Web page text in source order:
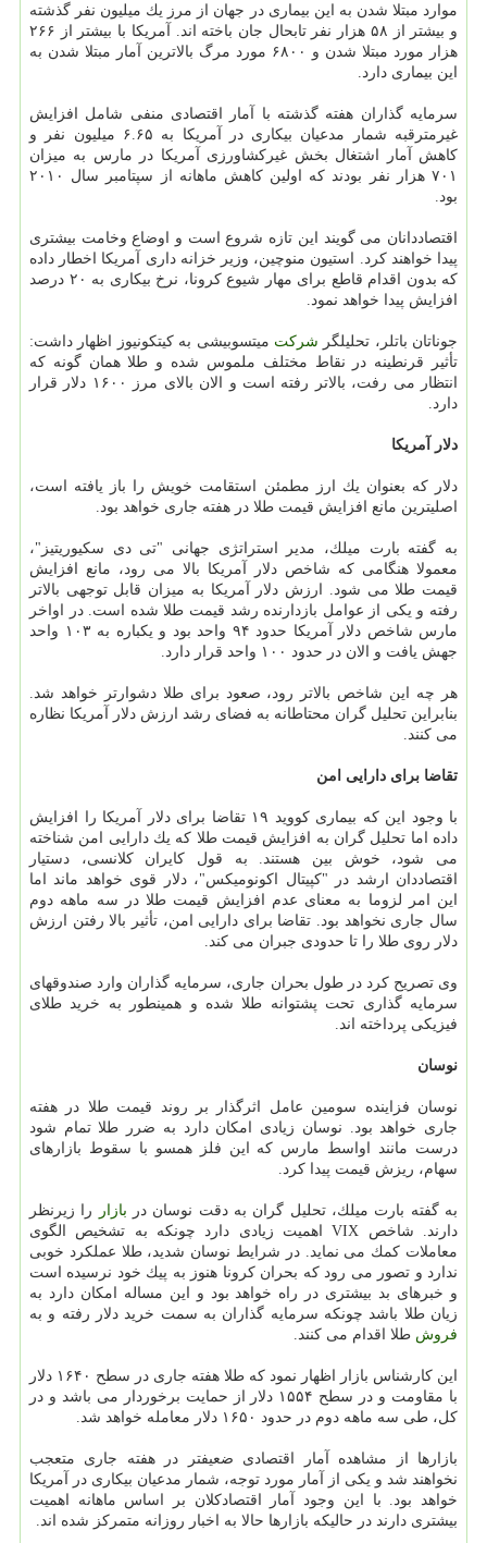
موارد مبتلا شدن به این بیماری در جهان از مرز یك میلیون نفر گذشته
و بیشتر از ۵۸ هزار نفر تابحال جان باخته اند. آمریكا با بیشتر از ۲۶۶
هزار مورد مبتلا شدن و ۶۸۰۰ مورد مرگ بالاترین آمار مبتلا شدن به
این بیماری دارد.
سرمایه گذاران هفته گذشته با آمار اقتصادی منفی شامل افزایش
غیرمترقبه شمار مدعیان بیكاری در آمریكا به ۶.۶۵ میلیون نفر و
كاهش آمار اشتغال بخش غیركشاورزی آمریكا در مارس به میزان
۷۰۱ هزار نفر بودند كه اولین كاهش ماهانه از سپتامبر سال ۲۰۱۰
بود.
اقتصاددانان می گویند این تازه شروع است و اوضاع وخامت بیشتری
پیدا خواهند كرد. استیون منوچین، وزیر خزانه داری آمریكا اخطار داده
كه بدون اقدام قاطع برای مهار شیوع كرونا، نرخ بیكاری به ۲۰ درصد
افزایش پیدا خواهد نمود.
جوناتان باتلر، تحلیلگر شركت میتسوبیشی به كیتكونیوز اظهار داشت:
تأثیر قرنطینه در نقاط مختلف ملموس شده و طلا همان گونه كه
انتظار می رفت، بالاتر رفته است و الان بالای مرز ۱۶۰۰ دلار قرار
دارد.
دلار آمریكا
دلار كه بعنوان یك ارز مطمئن استقامت خویش را باز یافته است،
اصلیترین مانع افزایش قیمت طلا در هفته جاری خواهد بود.
به گفته بارت میلك، مدیر استراتژی جهانی "تی دی سكیوریتیز"،
معمولا هنگامی كه شاخص دلار آمریكا بالا می رود، مانع افزایش
قیمت طلا می شود. ارزش دلار آمریكا به میزان قابل توجهی بالاتر
رفته و یكی از عوامل بازدارنده رشد قیمت طلا شده است. در اواخر
مارس شاخص دلار آمریكا حدود ۹۴ واحد بود و یكباره به ۱۰۳ واحد
جهش یافت و الان در حدود ۱۰۰ واحد قرار دارد.
هر چه این شاخص بالاتر رود، صعود برای طلا دشوارتر خواهد شد.
بنابراین تحلیل گران محتاطانه به فضای رشد ارزش دلار آمریكا نظاره
می كنند.
تقاضا برای دارایی امن
با وجود این كه بیماری كووید ۱۹ تقاضا برای دلار آمریكا را افزایش
داده اما تحلیل گران به افزایش قیمت طلا كه یك دارایی امن شناخته
می شود، خوش بین هستند. به قول كایران كلانسی، دستیار
اقتصاددان ارشد در "كپیتال اكونومیكس"، دلار قوی خواهد ماند اما
این امر لزوما به معنای عدم افزایش قیمت طلا در سه ماهه دوم
سال جاری نخواهد بود. تقاضا برای دارایی امن، تأثیر بالا رفتن ارزش
دلار روی طلا را تا حدودی جبران می كند.
وی تصریح كرد در طول بحران جاری، سرمایه گذاران وارد صندوقهای
سرمایه گذاری تحت پشتوانه طلا شده و همینطور به خرید طلای
فیزیكی پرداخته اند.
نوسان
نوسان فزاینده سومین عامل اثرگذار بر روند قیمت طلا در هفته
جاری خواهد بود. نوسان زیادی امكان دارد به ضرر طلا تمام شود
درست مانند اواسط مارس كه این فلز همسو با سقوط بازارهای
سهام، ریزش قیمت پیدا كرد.
به گفته بارت میلك، تحلیل گران به دقت نوسان در بازار
را زیرنظر
دارند. شاخص VIX اهمیت زیادی دارد چونكه به تشخیص الگوی
معاملات كمك می نماید. در شرایط نوسان شدید، طلا عملكرد خوبی
ندارد و تصور می رود كه بحران كرونا هنوز به پیك خود نرسیده است
و خبرهای بد بیشتری در راه خواهد بود و این مساله امكان دارد به
زیان طلا باشد چونكه سرمایه گذاران به سمت خرید دلار رفته و به
فروش طلا اقدام می كنند.
این كارشناس بازار اظهار نمود كه طلا هفته جاری در سطح ۱۶۴۰ دلار
با مقاومت و در سطح ۱۵۵۴ دلار از حمایت برخوردار می باشد و در
كل، طی سه ماهه دوم در حدود ۱۶۵۰ دلار معامله خواهد شد.
بازارها از مشاهده آمار اقتصادی ضعیفتر در هفته جاری متعجب
نخواهند شد و یكی از آمار مورد توجه، شمار مدعیان بیكاری در آمریكا
خواهد بود. با این وجود آمار اقتصادكلان بر اساس ماهانه اهمیت
بیشتری دارند در حالیكه بازارها حالا به اخبار روزانه متمركز شده اند.